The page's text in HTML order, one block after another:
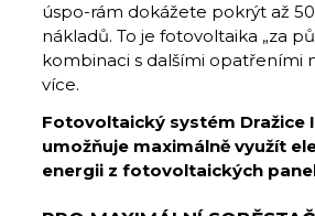
úspo-rám dokážete pokrýt až
nákladů. To je fotovoltaika „za
kombinaci s dalšími opatřeními
více.
Fotovoltaický systém Dražice
umožňuje maximálně využít
energii z fotovoltaických